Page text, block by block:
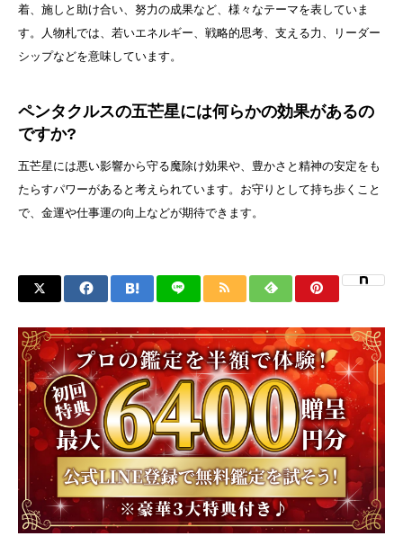
着、施しと助け合い、努力の成果など、様々なテーマを表していま
す。人物札では、若いエネルギー、戦略的思考、支える力、リーダー
シップなどを意味しています。
ペンタクルスの五芒星には何らかの効果があるの
ですか?
五芒星には悪い影響から守る魔除け効果や、豊かさと精神の安定をも
たらすパワーがあると考えられています。お守りとして持ち歩くこと
で、金運や仕事運の向上などが期待できます。